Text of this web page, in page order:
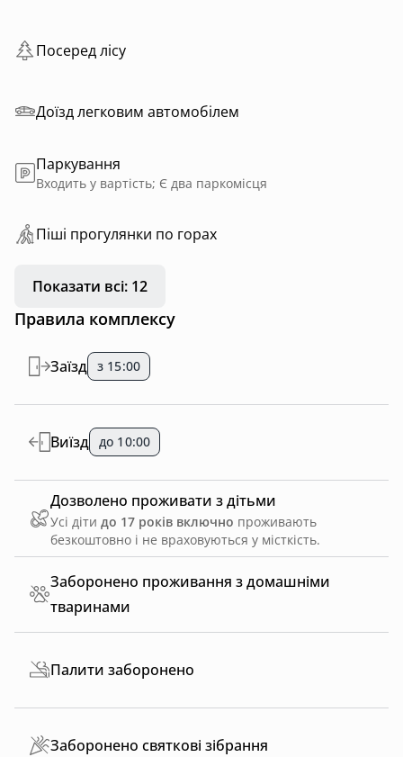
Посеред лісу
Доїзд легковим автомобілем
Паркування
Входить у вартість; Є два паркомісця
Пiшi прoгулянки пo горах
Показати всі: 12
Правила комплексу
Заборонено проживання з домашніми
тваринами
Заїзд з 15:00
Виїзд до 10:00
Дозволено проживати з дітьми
Усі діти до 17 років включно проживають
безкоштовно і не враховуються у місткість.
Палити заборонено
Заборонено святкові зібрання